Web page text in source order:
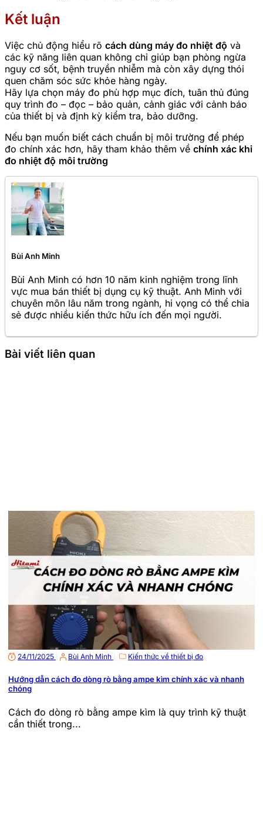
Kết luận
Việc chủ động hiểu rõ cách dùng máy đo nhiệt độ và
các kỹ năng liên quan không chỉ giúp bạn phòng ngừa
nguy cơ sốt, bệnh truyền nhiễm mà còn xây dựng thói
quen chăm sóc sức khỏe hàng ngày.
Hãy lựa chọn máy đo phù hợp mục đích, tuân thủ đúng
quy trình đo – đọc – bảo quản, cảnh giác với cảnh báo
của thiết bị và định kỳ kiểm tra, bảo dưỡng.
Nếu bạn muốn biết cách chuẩn bị môi trường để phép
đo chính xác hơn, hãy tham khảo thêm về chính xác khi
đo nhiệt độ môi trường
Bùi Anh Minh
Bùi Anh Minh có hơn 10 năm kinh nghiệm trong lĩnh
vực mua bán thiết bị dụng cụ kỹ thuật. Anh Minh với
chuyên môn lâu năm trong ngành, hi vọng có thể chia
sẻ được nhiều kiến thức hữu ích đến mọi người.
Bài viết liên quan
24/11/2025 Bùi Anh Minh Kiến thức về thiết bị đo
Hướng dẫn cách đo dòng rò bằng ampe kìm chính xác và nhanh
chóng
Cách đo dòng rò bằng ampe kìm là quy trình kỹ thuật
cần thiết trong...